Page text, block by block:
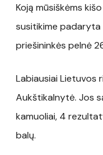
Koją mūsiškėms
susitikime padaryta
priešininkės pelnė
Labiausiai Lietuvos
Aukštikalnytė. Jos
kamuoliai, 4
balų.